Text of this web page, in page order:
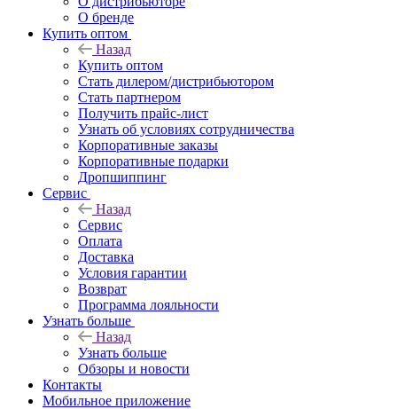
О бренде
Купить оптом
Назад
Купить оптом
Стать дилером/дистрибьютором
Стать партнером
Получить прайс-лист
Узнать об условиях сотрудничества
Корпоративные заказы
Корпоративные подарки
Дропшиппинг
Сервис
Назад
Сервис
Оплата
Доставка
Условия гарантии
Возврат
Программа лояльности
Узнать больше
Назад
Узнать больше
Обзоры и новости
Контакты
Мобильное приложение